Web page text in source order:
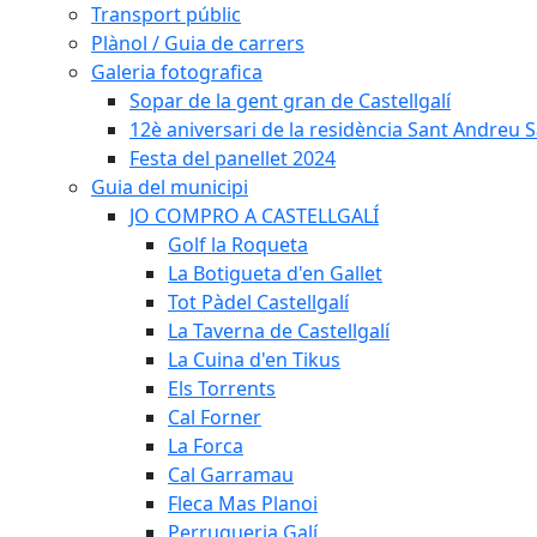
Transport públic
Plànol / Guia de carrers
Galeria fotografica
Sopar de la gent gran de Castellgalí
12è aniversari de la residència Sant Andreu
Festa del panellet 2024
Guia del municipi
JO COMPRO A CASTELLGALÍ
Golf la Roqueta
La Botigueta d'en Gallet
Tot Pàdel Castellgalí
La Taverna de Castellgalí
La Cuina d'en Tikus
Els Torrents
Cal Forner
La Forca
Cal Garramau
Fleca Mas Planoi